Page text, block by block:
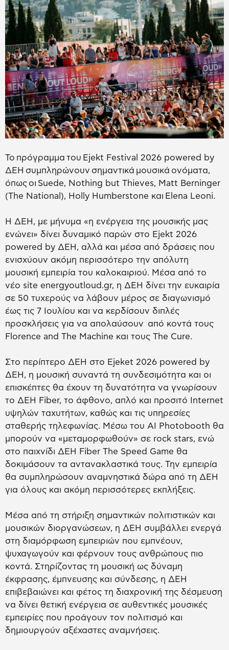
Το πρόγραμμα του Ejekt Festival 2026 powered by
ΔΕΗ συμπληρώνουν σημαντικά μουσικά ονόματα,
όπως οι Suede, Nothing but Thieves, Matt Berninger
(The National), Holly Humberstone και Elena Leoni.
Η ΔΕΗ, με μήνυμα «η ενέργεια της μουσικής μας
ενώνει» δίνει δυναμικό παρών στο Ejekt 2026
powered by ΔΕΗ, αλλά και μέσα από δράσεις που
ενισχύουν ακόμη περισσότερο την απόλυτη
μουσική εμπειρία του καλοκαιριού. Μέσα από το
νέο site energyoutloud.gr, η ΔΕΗ δίνει την ευκαιρία
σε 50 τυχερούς να λάβουν μέρος σε διαγωνισμό
έως τις 7 Ιουλίου και να κερδίσουν διπλές
προσκλήσεις για να απολαύσουν από κοντά τους
Florence and The Machine και τους The Cure.
Στο περίπτερο ΔΕΗ στο Ejeket 2026 powered by
ΔΕΗ, η μουσική συναντά τη συνδεσιμότητα και οι
επισκέπτες θα έχουν τη δυνατότητα να γνωρίσουν
το ΔΕΗ Fiber, το άφθονο, απλό και προσιτό Internet
υψηλών ταχυτήτων, καθώς και τις υπηρεσίες
σταθερής τηλεφωνίας. Μέσω του AI Photobooth θα
μπορούν να «μεταμορφωθούν» σε rock stars, ενώ
στο παιχνίδι ΔΕΗ Fiber The Speed Game θα
δοκιμάσουν τα αντανακλαστικά τους. Την εμπειρία
θα συμπληρώσουν αναμνηστικά δώρα από τη ΔΕΗ
για όλους και ακόμη περισσότερες εκπλήξεις.
Μέσα από τη στήριξη σημαντικών πολιτιστικών και
μουσικών διοργανώσεων, η ΔΕΗ συμβάλλει ενεργά
στη διαμόρφωση εμπειριών που εμπνέουν,
ψυχαγωγούν και φέρνουν τους ανθρώπους πιο
κοντά. Στηρίζοντας τη μουσική ως δύναμη
έκφρασης, έμπνευσης και σύνδεσης, η ΔΕΗ
επιβεβαιώνει και φέτος τη διαχρονική της δέσμευση
να δίνει θετική ενέργεια σε αυθεντικές μουσικές
εμπειρίες που προάγουν τον πολιτισμό και
δημιουργούν αξέχαστες αναμνήσεις.